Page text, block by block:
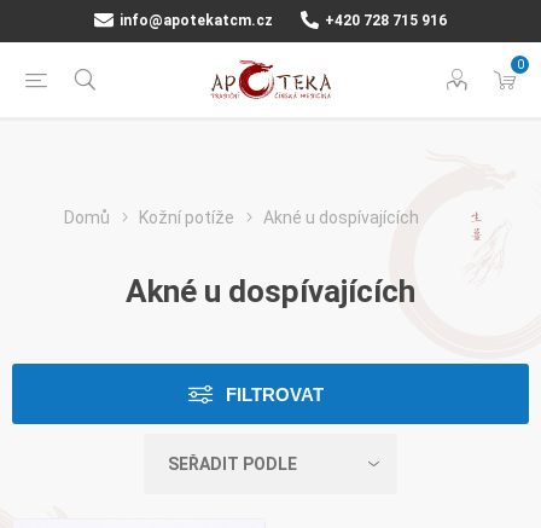
info@apotekatcm.cz +420 728 715 916
0
Domů Kožní potíže Akné u dospívajících
Akné u dospívajících
FILTROVAT